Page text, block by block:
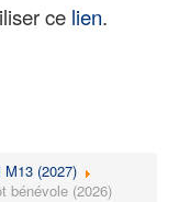
ce lien.
M13 (2027)
bénévole (2026)